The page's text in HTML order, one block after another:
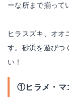
ーな所まで揃って
ヒラスズキ、オオ
す。砂浜を遊びつ
い！
①ヒラメ・マ